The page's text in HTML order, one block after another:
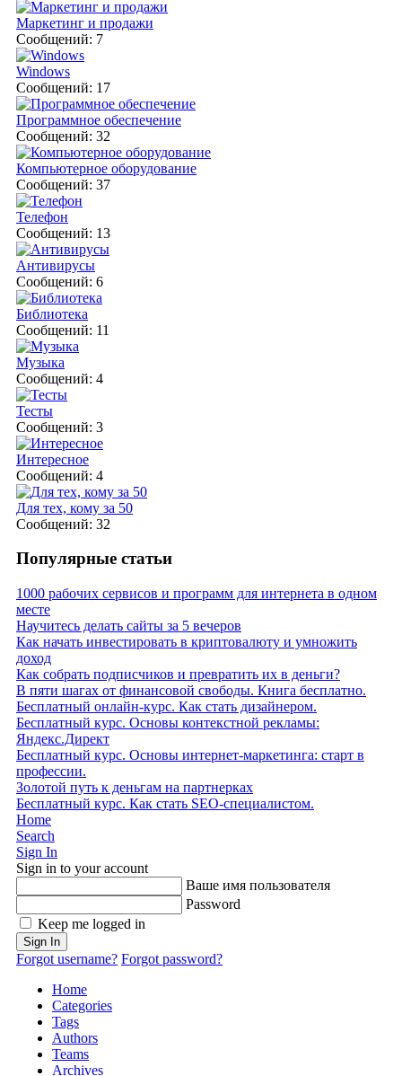
Маркетинг и продажи
Сообщений: 7
Windows
Сообщений: 17
Программное обеспечение
Сообщений: 32
Компьютерное оборудование
Сообщений: 37
Телефон
Сообщений: 13
Антивирусы
Сообщений: 6
Библиотека
Сообщений: 11
Музыка
Сообщений: 4
Тесты
Сообщений: 3
Интересное
Сообщений: 4
Для тех, кому за 50
Сообщений: 32
Популярные статьи
1000 рабочих сервисов и программ для интернета в одном
месте
Научитесь делать сайты за 5 вечеров
Как начать инвестировать в криптовалюту и умножить
доход
Как собрать подписчиков и превратить их в деньги?
В пяти шагах от финансовой свободы. Книга бесплатно.
Бесплатный онлайн-курс. Как стать дизайнером.
Бесплатный курс. Основы контекстной рекламы:
Яндекс.Директ
Бесплатный курс. Основы интернет-маркетинга: старт в
профессии.
Золотой путь к деньгам на партнерках
Бесплатный курс. Как стать SEO‑специалистом.
Home
Search
Sign In
Sign in to your account
Ваше имя пользователя
Password
Keep me logged in
Sign In
Forgot username? Forgot password?
Home
Categories
Tags
Authors
Teams
Archives